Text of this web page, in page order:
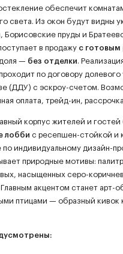
обеспечит
света. Из окон будут видны
Борисовские пруды и
в продажу с
— без отделки .
по договору долевого
(ДДУ) с эскроу-счетом.
оплата, трейд-ин,
корпус жителей и гостей
лобби с ресепшен-стойкой и
индивидуальному дизайн-
природные мотивы:
насыщенных серо-
акцентом станет арт-
птицами — образный кивок